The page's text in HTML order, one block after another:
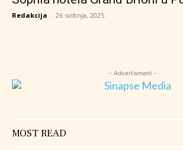
Redakcija - 26 svibnja, 2025
- Advertisment -
MOST READ